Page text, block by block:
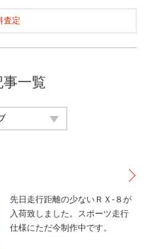
査定
一覧
先日走行距離の少ないＲＸ-８が
入荷致しました。スポーツ走行
仕様にただ今制作中です。